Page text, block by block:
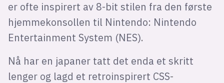
er ofte inspirert av 8-bit stilen fra den første
hjemmekonsollen til Nintendo: Nintendo
Entertainment System (NES).
Nå har en japaner tatt det enda et skritt
lenger og lagd et retroinspirert CSS-